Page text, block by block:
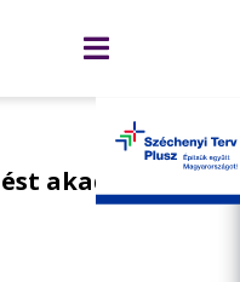
akadályozó